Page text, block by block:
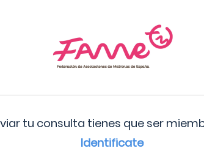
tu consulta tienes que ser
Identificate